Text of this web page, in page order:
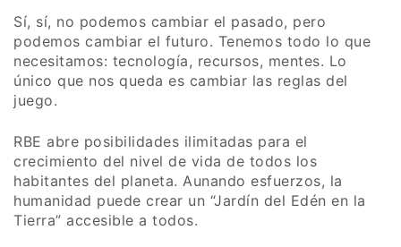
Sí, sí, no podemos cambiar el pasado, pero
podemos cambiar el futuro. Tenemos todo lo que
necesitamos: tecnología, recursos, mentes. Lo
único que nos queda es cambiar las reglas del
juego.
RBE abre posibilidades ilimitadas para el
crecimiento del nivel de vida de todos los
habitantes del planeta. Aunando esfuerzos, la
humanidad puede crear un “Jardín del Edén en la
Tierra” accesible a todos.